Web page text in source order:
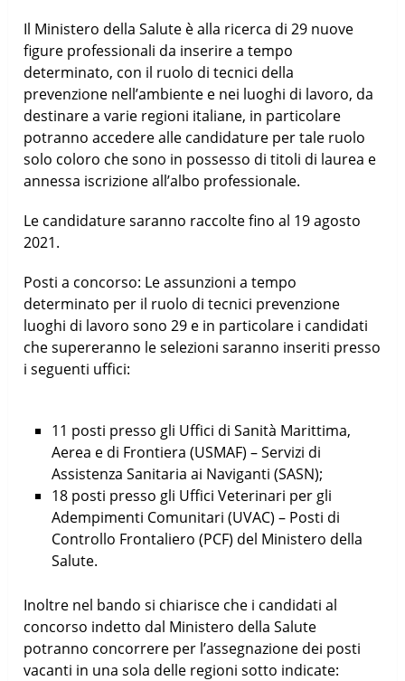
Il Ministero della Salute è alla ricerca di 29 nuove
figure professionali da inserire a tempo
determinato, con il ruolo di tecnici della
prevenzione nell’ambiente e nei luoghi di lavoro, da
destinare a varie regioni italiane, in particolare
potranno accedere alle candidature per tale ruolo
solo coloro che sono in possesso di titoli di laurea e
annessa iscrizione all’albo professionale.
Le candidature saranno raccolte fino al 19 agosto
2021.
Posti a concorso: Le assunzioni a tempo
determinato per il ruolo di tecnici prevenzione
luoghi di lavoro sono 29 e in particolare i candidati
che supereranno le selezioni saranno inseriti presso
i seguenti uffici:
11 posti presso gli Uffici di Sanità Marittima,
Aerea e di Frontiera (USMAF) – Servizi di
Assistenza Sanitaria ai Naviganti (SASN);
18 posti presso gli Uffici Veterinari per gli
Adempimenti Comunitari (UVAC) – Posti di
Controllo Frontaliero (PCF) del Ministero della
Salute.
Inoltre nel bando si chiarisce che i candidati al
concorso indetto dal Ministero della Salute
potranno concorrere per l’assegnazione dei posti
vacanti in una sola delle regioni sotto indicate: